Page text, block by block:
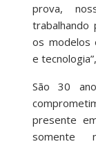
prova,
trabalhando
os modelos
e
São 30
presente
somente